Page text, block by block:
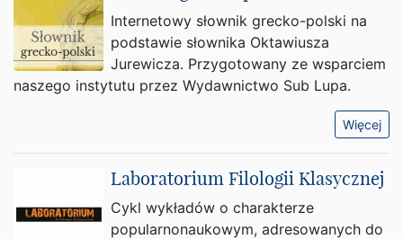
Internetowy słownik grecko-polski na
podstawie słownika Oktawiusza
Jurewicza. Przygotowany ze wsparciem
naszego instytutu przez Wydawnictwo Sub Lupa.
Więcej
Laboratorium Filologii Klasycznej
Cykl wykładów o charakterze
popularnonaukowym, adresowanych do